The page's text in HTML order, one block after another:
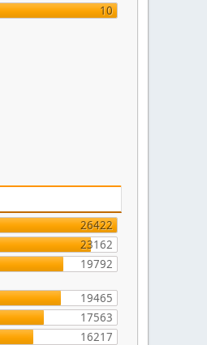
10
26422
23162
19792
19465
17563
16217